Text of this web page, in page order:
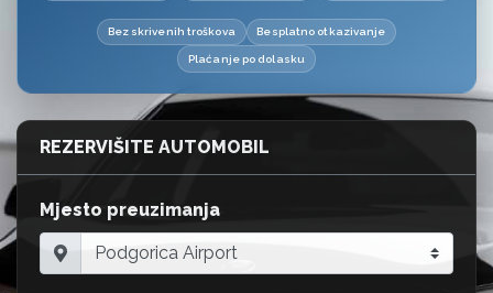
Bez skrivenih troškova Besplatno otkazivanje
Plaćanje po dolasku
REZERVIŠITE AUTOMOBIL
Mjesto preuzimanja